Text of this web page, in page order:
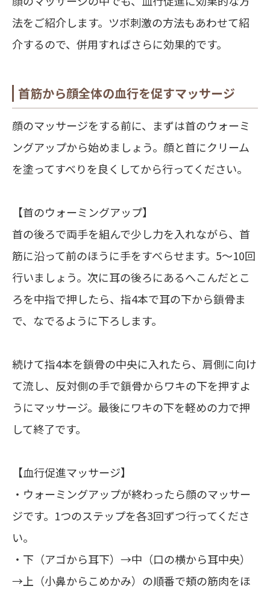
法をご紹介します。ツボ刺激の方法もあわせて紹
介するので、併用すればさらに効果的です。
首筋から顔全体の血行を促すマッサージ
顔のマッサージをする前に、まずは首のウォーミ
ングアップから始めましょう。顔と首にクリーム
を塗ってすべりを良くしてから行ってください。
【首のウォーミングアップ】
首の後ろで両手を組んで少し力を入れながら、首
筋に沿って前のほうに手をすべらせます。5～10回
行いましょう。次に耳の後ろにあるへこんだとこ
ろを中指で押したら、指4本で耳の下から鎖骨ま
で、なでるように下ろします。
続けて指4本を鎖骨の中央に入れたら、肩側に向け
て流し、反対側の手で鎖骨からワキの下を押すよ
うにマッサージ。最後にワキの下を軽めの力で押
して終了です。
【血行促進マッサージ】
・ウォーミングアップが終わったら顔のマッサー
ジです。1つのステップを各3回ずつ行ってくださ
い。
・下（アゴから耳下）→中（口の横から耳中央）
→上（小鼻からこめかみ）の順番で頬の筋肉をほ